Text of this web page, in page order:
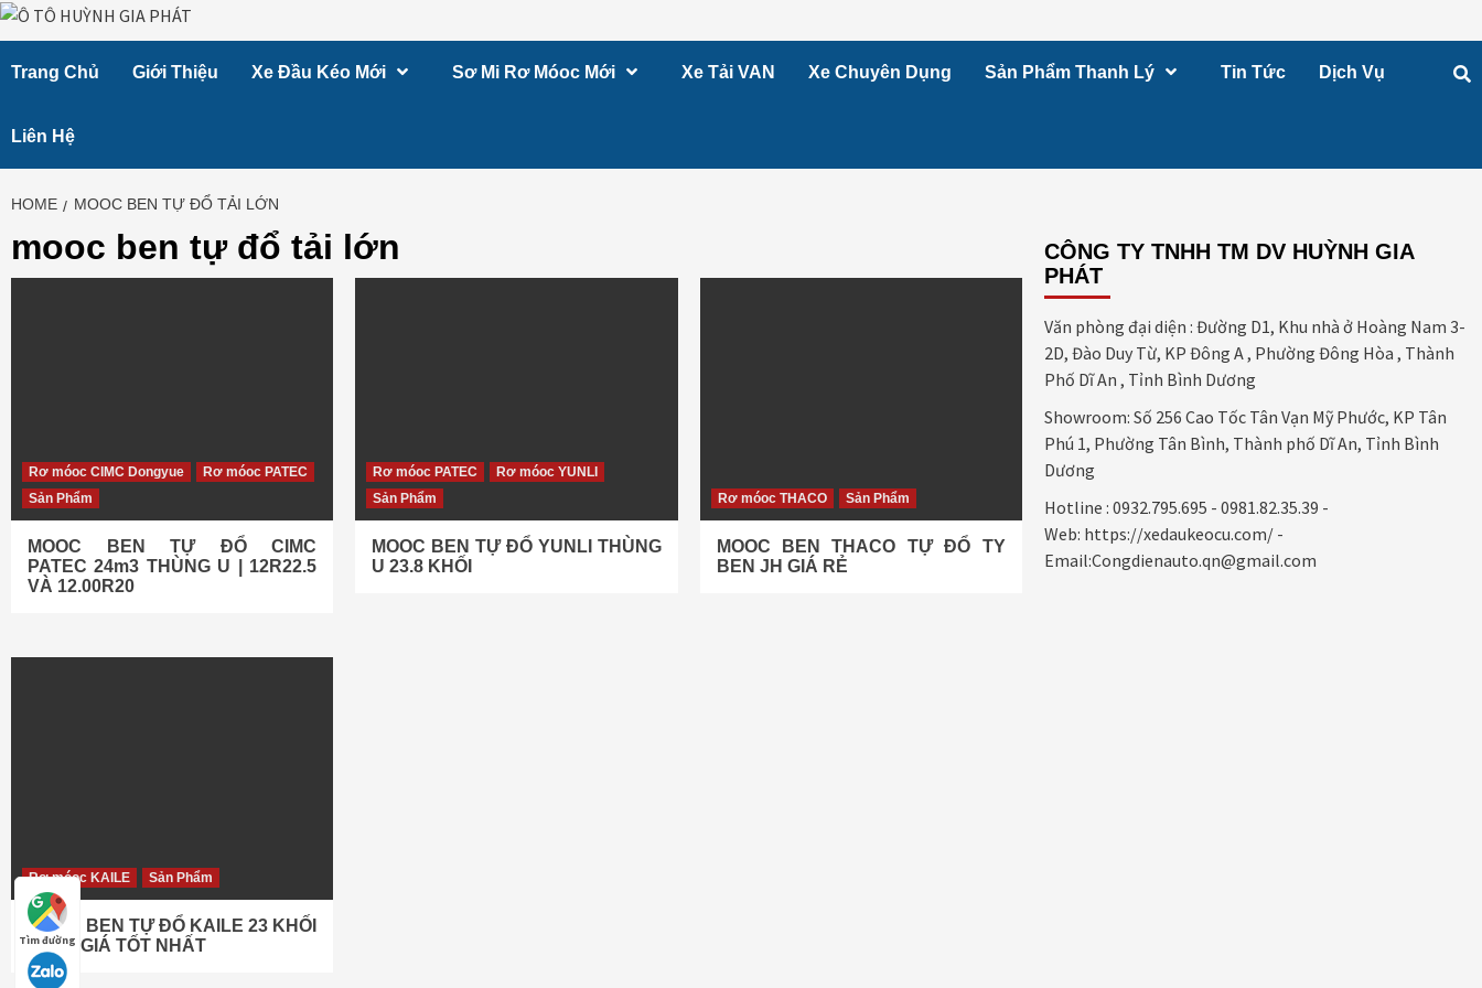
Skip
toTrang Chủ Giới Thiệu Xe Đầu Kéo Mới Sơ Mi Rơ Móoc Mới Xe Tải VAN Xe Chuyên Dụng Sản Phẩm Thanh Lý Tin Tức Dịch Vụ
Liên Hệ
HOME MOOC BEN TỰ ĐỔ TẢI LỚN
mooc ben tự đổ tải lớn
Rơ móoc CIMC Dongyue
Rơ móoc PATEC
Sản Phẩm
MOOC BEN TỰ ĐỔ CIMC
PATEC 24m3 THÙNG U | 12R22.5
VÀ 12.00R20
Rơ móoc PATEC
Rơ móoc YUNLI
Sản Phẩm
MOOC BEN TỰ ĐỔ YUNLI THÙNG
U 23.8 KHỐI
Rơ móoc THACO Sản Phẩm
MOOC BEN THACO TỰ ĐỔ TY
BEN JH GIÁ RẺ
Rơ móoc KAILE Sản Phẩm
MOOC BEN TỰ ĐỔ KAILE 23 KHỐI
2026 | GIÁ TỐT NHẤT
CÔNG TY TNHH TM DV HUỲNH GIA
PHÁT
Văn phòng đại diện : Đường D1, Khu nhà ở Hoàng Nam 3-
2D, Đào Duy Từ, KP Đông A , Phường Đông Hòa , Thành
Phố Dĩ An , Tỉnh Bình Dương
Showroom: Số 256 Cao Tốc Tân Vạn Mỹ Phước, KP Tân
Phú 1, Phường Tân Bình, Thành phố Dĩ An, Tỉnh Bình
Dương
Hotline : 0932.795.695 - 0981.82.35.39 -
Web: https://xedaukeocu.com/ -
Email:Congdienauto.qn@gmail.com
Tìm đường